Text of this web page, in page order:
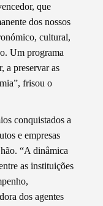
que
dos nossos
cultural,
Um programa
a preservar as
frisou o
conquistados a
e empresas
“A dinâmica
as instituições
dos agentes